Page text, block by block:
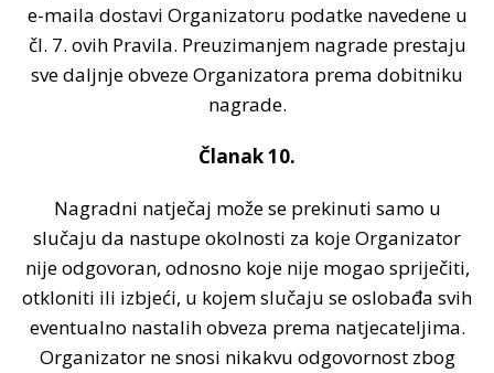
e-maila dostavi Organizatoru podatke navedene u
čl. 7. ovih Pravila. Preuzimanjem nagrade prestaju
sve daljnje obveze Organizatora prema dobitniku
nagrade.
Članak 10.
Nagradni natječaj može se prekinuti samo u
slučaju da nastupe okolnosti za koje Organizator
nije odgovoran, odnosno koje nije mogao spriječiti,
otkloniti ili izbjeći, u kojem slučaju se oslobađa svih
eventualno nastalih obveza prema natjecateljima.
Organizator ne snosi nikakvu odgovornost zbog